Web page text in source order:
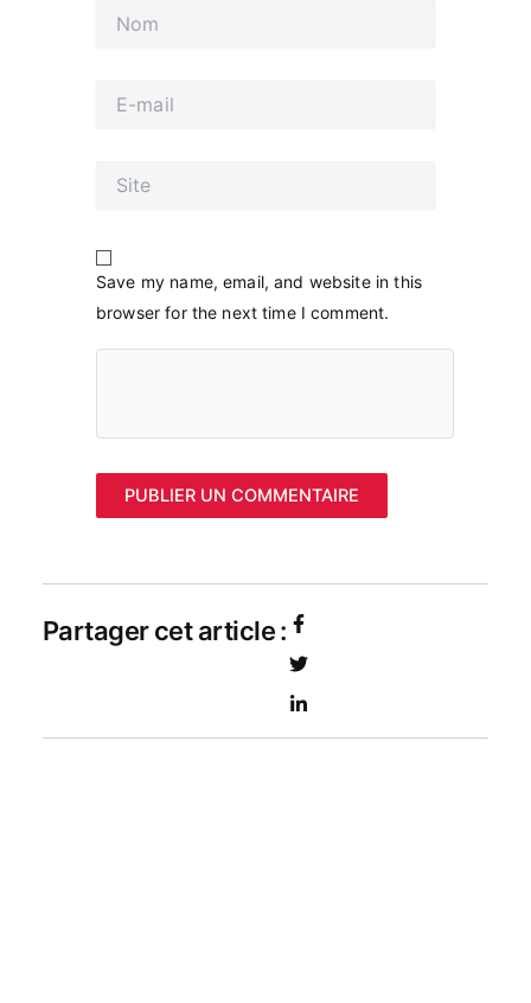
mail
Save my name, email, and website in this
browser for the next time I comment.
Partager cet article :